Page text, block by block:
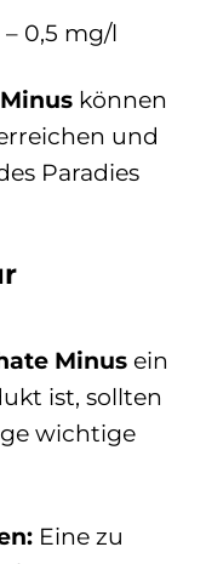
– 0,5 mg/l
können
und
Paradies
Minus ein
ist, sollten
wichtige
Eine zu